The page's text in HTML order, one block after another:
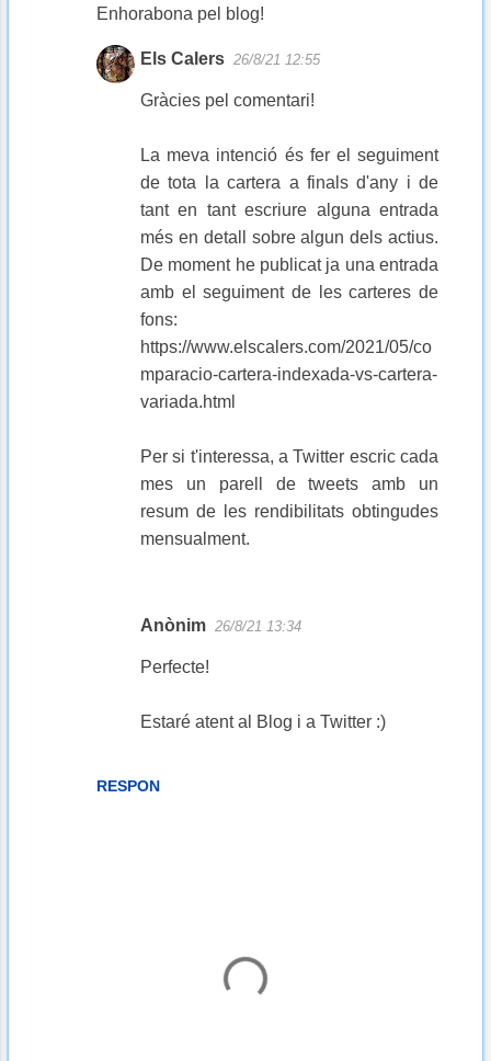
Enhorabona pel blog!
RESPON
Els Calers 26/8/21 12:55
Gràcies pel comentari!
La meva intenció és fer el seguiment
de tota la cartera a finals d'any i de
tant en tant escriure alguna entrada
més en detall sobre algun dels actius.
De moment he publicat ja una entrada
amb el seguiment de les carteres de
fons:
https://www.elscalers.com/2021/05/co
mparacio-cartera-indexada-vs-cartera-
variada.html
Per si t'interessa, a Twitter escric cada
mes un parell de tweets amb un
resum de les rendibilitats obtingudes
mensualment.
Anònim 26/8/21 13:34
Perfecte!
Estaré atent al Blog i a Twitter :)